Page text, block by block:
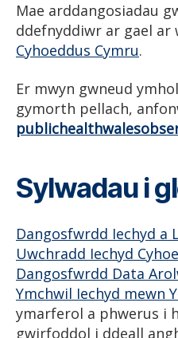
Mae arddangosiadau
ddefnyddiwr ar gael ar
Cyhoeddus Cymru.
Er mwyn gwneud
gymorth pellach,
Sylwadau i
Dangosfwrdd Iechyd a
Uwchradd Iechyd
Dangosfwrdd Data
Ymchwil Iechyd mewn
ymarferol a phwerus i
gwirfoddol i ddeall